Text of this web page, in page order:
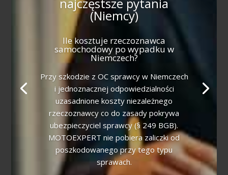
(Niemcy)
Ile kosztuje rzeczoznawca
samochodowy po wypadku w
Niemczech?
Przy szkodzie z OC sprawcy w Niemczech
i jednoznacznej odpowiedzialności
uzasadnione koszty niezależnego
rzeczoznawcy co do zasady pokrywa
ubezpieczyciel sprawcy (§ 249 BGB).
MOTOEXPERT nie pobiera zaliczki od
poszkodowanego przy tego typu
sprawach.